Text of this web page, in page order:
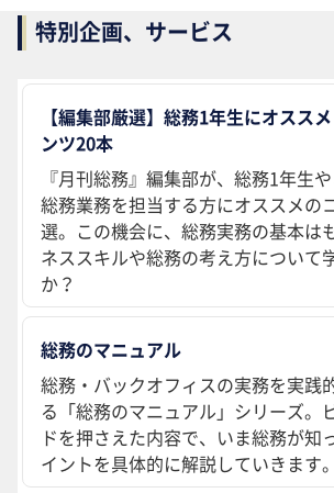
特別企画、サービス
【編集部厳選】総務1年生にオスス
ンツ20本
『月刊総務』編集部が、総務1年生
総務業務を担当する方にオススメの
選。この機会に、総務実務の基本は
ネススキルや総務の考え方について
か？
総務のマニュアル
総務・バックオフィスの実務を実践
る「総務のマニュアル」シリーズ。
ドを押さえた内容で、いま総務が知
イントを具体的に解説していきます。